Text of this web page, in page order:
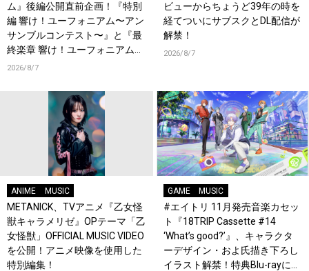
ム』後編公開直前企画！『特別
編 響け！ユーフォニアム〜アン
サンブルコンテスト〜』と『最
終楽章 響け！ユーフォニアム』
前編の一挙上映が決定！
2026/8/7
ビューからちょうど39年の時を
経てついにサブスクとDL配信が
解禁！
2026/8/7
ANIME MUSIC
METANICK、TVアニメ『乙女怪
獣キャラメリゼ』OPテーマ「乙
女怪獣」OFFICIAL MUSIC VIDEO
を公開！アニメ映像を使用した
特別編集！
GAME MUSIC
#エイトリ 11月発売音楽カセッ
ト『18TRIP Cassette #14
‘What’s good?’』、キャラクタ
ーデザイン・およ氏描き下ろし
イラスト解禁！特典Blu-rayには